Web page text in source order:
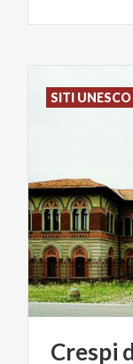
Crespi
SITI UNESCO